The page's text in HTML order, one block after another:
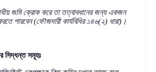
জমি ক্রোক করে তা তত্বাবধানের জন্য একজন
পারবেন (ফৌজদারী কার্যবিধির ১৪৬(২) ধারা)।
সিদ্ধন্ত সমূহঃ